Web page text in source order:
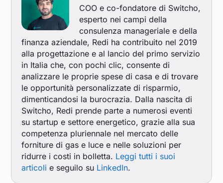
COO e co-fondatore di Switcho,
esperto nei campi della
consulenza manageriale e della
finanza aziendale, Redi ha contribuito nel 2019
alla progettazione e al lancio del primo servizio
in Italia che, con pochi clic, consente di
analizzare le proprie spese di casa e di trovare
le opportunità personalizzate di risparmio,
dimenticandosi la burocrazia. Dalla nascita di
Switcho, Redi prende parte a numerosi eventi
su startup e settore energetico, grazie alla sua
competenza pluriennale nel mercato delle
forniture di gas e luce e nelle soluzioni per
ridurre i costi in bolletta. Leggi tutti i suoi
articoli e seguilo su LinkedIn.